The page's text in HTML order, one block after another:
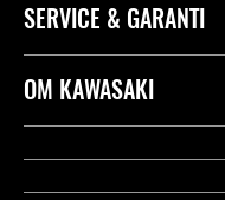
SERVICE & GARANTI
Kontakta oss
Användbara länkar
OM KAWASAKI
Företag